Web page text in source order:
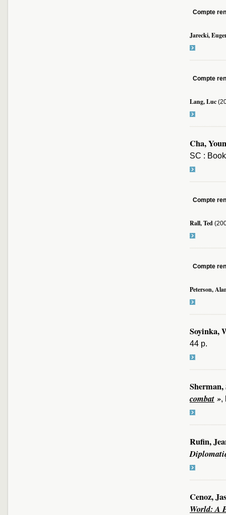
Compte
Jarecki,
Compte
Lang, Luc
Cha,
SC :
Compte
Rall, Ted
Compte
Peterson,
Soyinka,
44 p.
Sherman,
combat »,
Rufin,
Cenoz,
World: A